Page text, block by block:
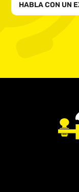
HABLA CON UN